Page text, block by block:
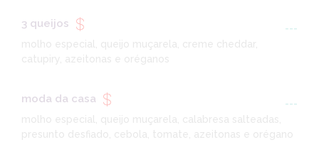
3 queijos
---
molho especial, queijo muçarela, creme cheddar,
catupiry, azeitonas e oréganos
moda da casa
---
molho especial, queijo muçarela, calabresa salteadas,
presunto desfiado, cebola, tomate, azeitonas e orégano